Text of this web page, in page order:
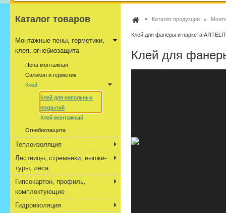
Каталог продукции
Клей для фанеры и паркета
Клей для
Каталог товаров
Монтажные пены, герметики,
клея, огнебиозащита
Пена монтажная
Силикон и герметик
Клей
Клей для напольных
покрытий
Клей монтажный
Огнебиозащита
Теплоизоляция
Лестницы, стремянки, вышки-
туры, леса
Гипсокартон, профиль,
комплектующие
Гидроизоляция